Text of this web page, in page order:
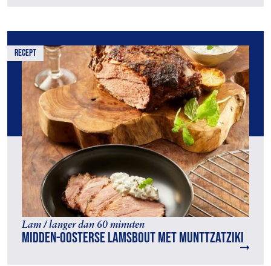
recept
Lam / langer dan 60 minuten
Midden-Oosterse lamsbout met munttzatziki